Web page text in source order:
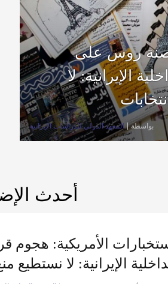
روس على
الإيرانية: لا
بواسطة المعهد الدولي للدراسات الإيرانية
أحدث
الأمريكية: هجوم
الإيرانية: لا